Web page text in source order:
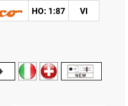
HO: 1:87
VI